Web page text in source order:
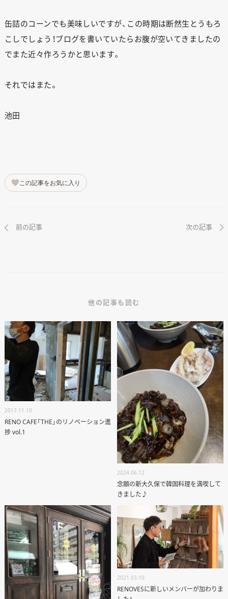
オーナー様専用サイト CLUB RENOVES
缶詰のコーンでも美味しいですが、この時期は断然生とうもろ
こしでしょう！ブログを書いていたらお腹が空いてきましたの
でまた近々作ろうかと思います。
それではまた。
池田
この記事をお気に入り
前の記事 次の記事
他の記事も読む
2017.11.10
RENO CAFE「THE」のリノベーション進
捗 vol.1
2024.06.12
念願の新大久保で韓国料理を満喫して
きました♪
2021.03.10
RENOVESに新しいメンバーが加わりま